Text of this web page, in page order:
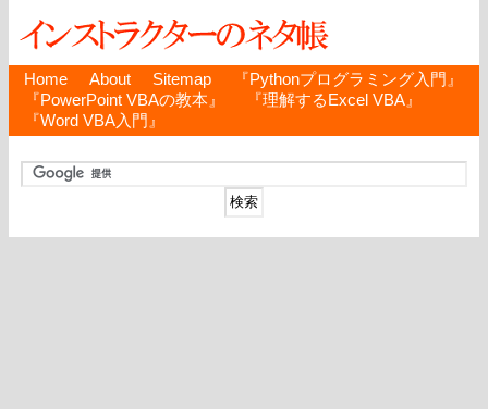
Home About Sitemap
『Pythonプログラミング入門』
『PowerPoint VBAの教本』
『理解するExcel VBA』
『Word VBA入門』